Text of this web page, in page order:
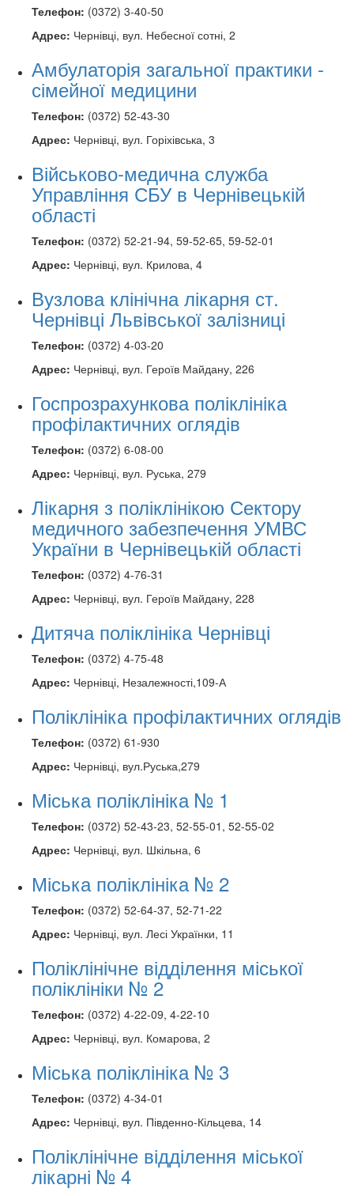
Телефон: (0372) 3-40-50
Адрес: Чернівці, вул. Небесної сотні, 2
Амбулаторія загальної практики -
сімейної медицини
Телефон: (0372) 52-43-30
Адрес: Чернівці, вул. Горіхівська, 3
Військово-медична служба
Управління СБУ в Чернівецькій
області
Телефон: (0372) 52-21-94, 59-52-65, 59-52-01
Адрес: Чернівці, вул. Крилова, 4
Вузлова клінічна лікарня ст.
Чернівці Львівської залізниці
Телефон: (0372) 4-03-20
Адрес: Чернівці, вул. Героїв Майдану, 226
Госпрозрахункова поліклініка
профілактичних оглядів
Телефон: (0372) 6-08-00
Адрес: Чернівці, вул. Руська, 279
Лікарня з поліклінікою Сектору
медичного забезпечення УМВС
України в Чернівецькій області
Телефон: (0372) 4-76-31
Адрес: Чернівці, вул. Героїв Майдану, 228
Дитяча поліклініка Чернівці
Телефон: (0372) 4-75-48
Адрес: Чернівці, Незалежності,109-А
Поліклініка профілактичних оглядів
Телефон: (0372) 61-930
Адрес: Чернівці, вул.Руська,279
Міська поліклініка № 1
Телефон: (0372) 52-43-23, 52-55-01, 52-55-02
Адрес: Чернівці, вул. Шкільна, 6
Міська поліклініка № 2
Телефон: (0372) 52-64-37, 52-71-22
Адрес: Чернівці, вул. Лесі Українки, 11
Поліклінічне відділення міської
поліклініки № 2
Телефон: (0372) 4-22-09, 4-22-10
Адрес: Чернівці, вул. Комарова, 2
Міська поліклініка № 3
Телефон: (0372) 4-34-01
Адрес: Чернівці, вул. Південно-Кільцева, 14
Поліклінічне відділення міської
лікарні № 4